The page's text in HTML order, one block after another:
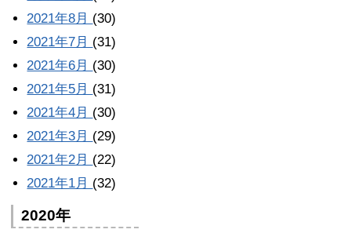
2021年8月 (30)
2021年7月 (31)
2021年6月 (30)
2021年5月 (31)
2021年4月 (30)
2021年3月 (29)
2021年2月 (22)
2021年1月 (32)
2020年